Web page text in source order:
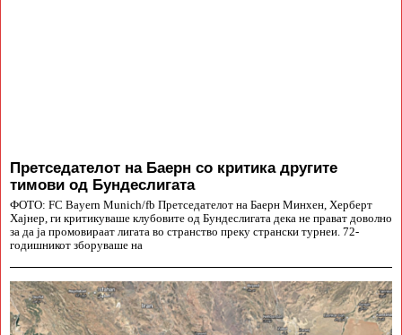
Претседателот на Баерн со критика другите
тимови од Бундеслигата
ФОТО: FC Bayern Munich/fb Претседателот на Баерн Минхен, Херберт
Хајнер, ги критикуваше клубовите од Бундеслигата дека не прават доволно
за да ја промовираат лигата во странство преку странски турнеи. 72-
годишникот зборуваше на